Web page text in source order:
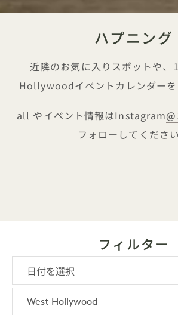
ハプニング
近隣のお気に入りスポットや
Hollywoodイベントカレンダーを
all やイベント情報はInstagram
フォローしてください
フィルター